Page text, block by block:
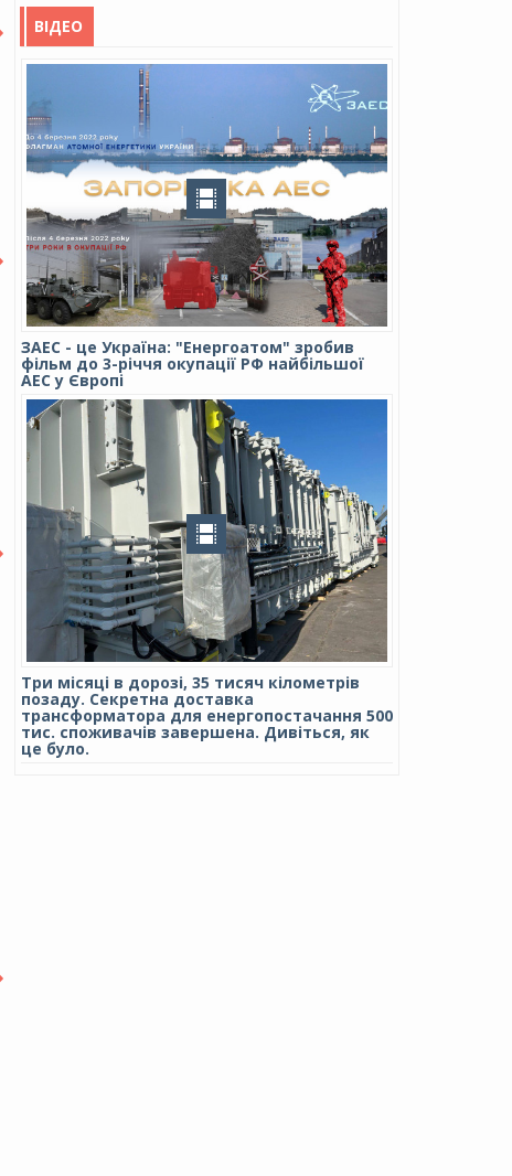
ВІДЕО
ЗАЕС - це Україна: "Енергоатом" зробив
фільм до 3-річчя окупації РФ найбільшої
АЕС у Європі
Три місяці в дорозі, 35 тисяч кілометрів
позаду. Секретна доставка
трансформатора для енергопостачання 500
тис. споживачів завершена. Дивіться, як
це було.